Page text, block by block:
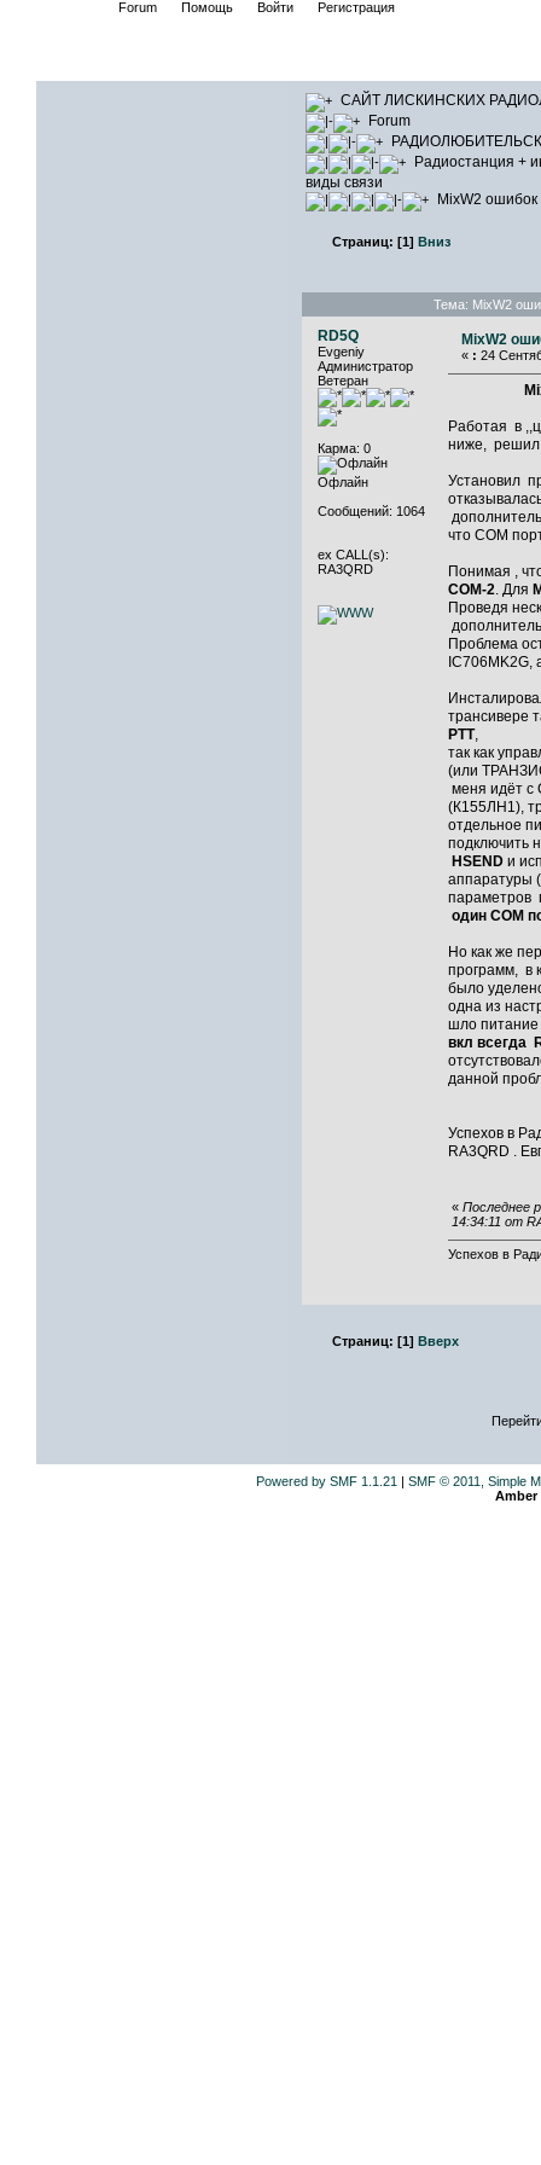
Forum Помощь Войти Регистрация
САЙТ ЛИСКИНСКИХ
Forum
Радиостанция +
виды связи
МixW2
Страниц: [1] Вниз
Тема: МixW2
RD5Q
Evgeniy
Администратор
Ветеран
Карма: 0
Офлайн
Сообщений: 1064
ex CALL(s):
RA3QRD
МixW2
« : 24
Работая в
ниже, решил
Установил
что СOM
Понимая ,
СOM-2. Для
Проведя
Проблема
IC706MK2G,
трансивере
PTT,
так как
(или
меня идёт с
(К155ЛН1),
отдельное
подключить
HSEND и
аппаратуры
параметров
один СОM
Но как же
программ, в
было
одна из
шло питание
вкл всегда
данной
Успехов в
RA3QRD .
« Последнее
14:34:11 от
Успехов в
Страниц: [1] Вверх
Powered by SMF 1.1.21 | SMF © 2011, Simple
Amber